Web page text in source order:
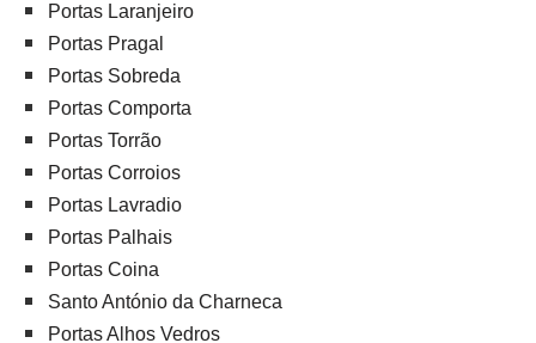
Portas Laranjeiro
Portas Pragal
Portas Sobreda
Portas Comporta
Portas Torrão
Portas Corroios
Portas Lavradio
Portas Palhais
Portas Coina
Santo António da Charneca
Portas Alhos Vedros